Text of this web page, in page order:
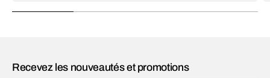
Recevez les nouveautés et promotions